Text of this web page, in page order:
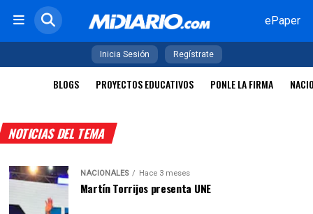
ePaper
Inicia Sesión Regístrate
BLOGS PROYECTOS EDUCATIVOS PONLE LA FIRMA
NOTICIAS DEL TEMA
NACIONALES Hace 3 meses
Martín Torrijos presenta UNE